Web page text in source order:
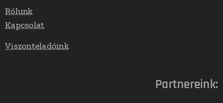
Rólunk
Kapcsolat
Viszonteladóink
Partnereink: